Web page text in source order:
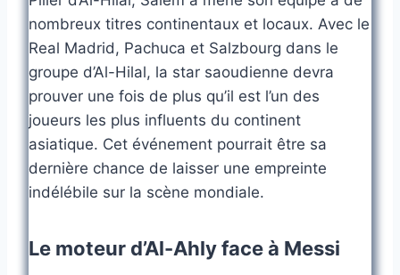
nombreux titres continentaux et locaux. Avec le
Real Madrid, Pachuca et Salzbourg dans le
groupe d’Al-Hilal, la star saoudienne devra
prouver une fois de plus qu’il est l’un des
joueurs les plus influents du continent
asiatique. Cet événement pourrait être sa
dernière chance de laisser une empreinte
indélébile sur la scène mondiale.
Le moteur d’Al-Ahly face à Messi